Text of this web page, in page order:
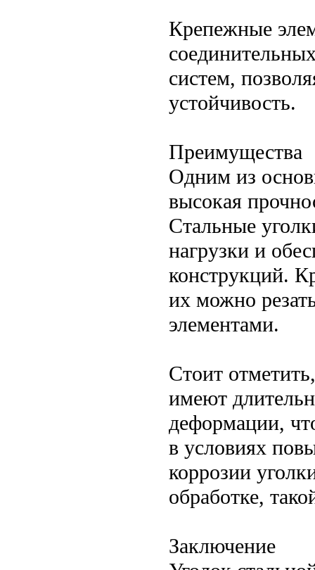
Крепежные
систем,
устойчивость.
Преимущества
Одним из
высокая
Стальные
нагрузки и
конструкций.
их можно
элементами.
Стоит
имеют
деформации,
в условиях
коррозии
обработке,
Заключение